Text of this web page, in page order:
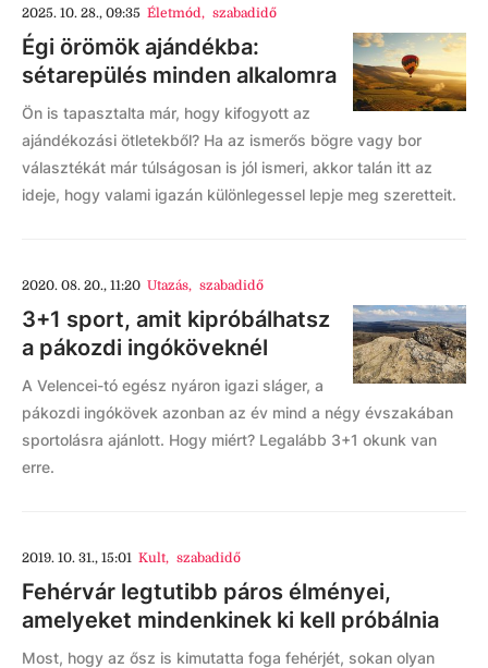
2025. 10. 28., 09:35 Életmód, szabadidő
Égi örömök ajándékba:
sétarepülés minden alkalomra
Ön is tapasztalta már, hogy kifogyott az
ajándékozási ötletekből? Ha az ismerős bögre vagy bor
választékát már túlságosan is jól ismeri, akkor talán itt az
ideje, hogy valami igazán különlegessel lepje meg szeretteit.
2020. 08. 20., 11:20 Utazás, szabadidő
3+1 sport, amit kipróbálhatsz
a pákozdi ingóköveknél
A Velencei-tó egész nyáron igazi sláger, a
pákozdi ingókövek azonban az év mind a négy évszakában
sportolásra ajánlott. Hogy miért? Legalább 3+1 okunk van
erre.
2019. 10. 31., 15:01 Kult, szabadidő
Fehérvár legtutibb páros élményei,
amelyeket mindenkinek ki kell próbálnia
Most, hogy az ősz is kimutatta foga fehérjét, sokan olyan